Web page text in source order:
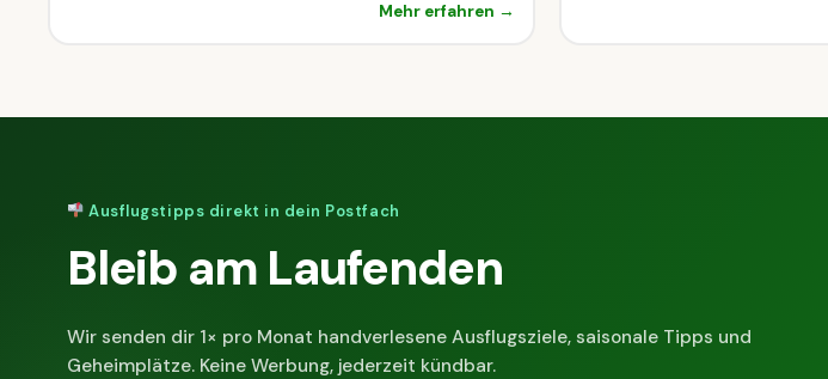
Mehr erfahren →
Ausflugstipps direkt in dein Postfach
Bleib am Laufenden
Wir senden dir 1× pro Monat handverlesene Ausflugsziele, saisonale Tipps und
Geheimplätze. Keine Werbung, jederzeit kündbar.